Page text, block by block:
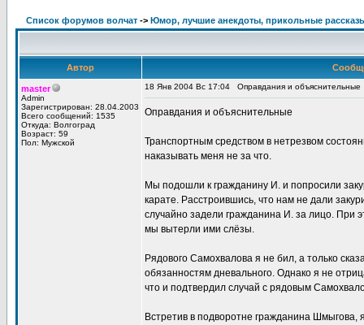
Список форумов волчат -> Юмор, лучшие анекдоты, прикольные
Автор
master
Admin
Зарегистрирован: 28.04.2003
Всего сообщений: 1535
Откуда: Волгоград
Возраст: 59
Пол: Мужской
18 Янв 2004 Вс 17:04 Оправдания и объяснительные
Оправдания и объяснительные
Транспортным средством в нетрезвом
наказывать меня не за что.
Мы подошли к гражданину И. и попросили
карате. Расстроившись, что нам не дали
случайно задели гражданина И. за лицо. При
мы вытерли ими слёзы.
Рядового Самохвалова я не бил, а только
обязанностям дневального. Однако я не
что и подтвердил случай с рядовым
Встретив в подворотне гражданина Шмыгова,